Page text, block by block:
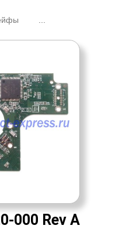
000 Rev A